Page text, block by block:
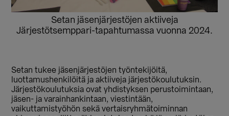
Setan jäsenjärjestöjen aktiiveja
Järjestötsemppari-tapahtumassa vuonna 2024.
Setan tukee jäsenjärjestöjen työntekijöitä,
luottamushenkilöitä ja aktiiveja järjestökoulutuksin.
Järjestökoulutuksia ovat yhdistyksen perustoimintaan,
jäsen- ja varainhankintaan, viestintään,
vaikuttamistyöhön sekä vertaisryhmätoiminnan